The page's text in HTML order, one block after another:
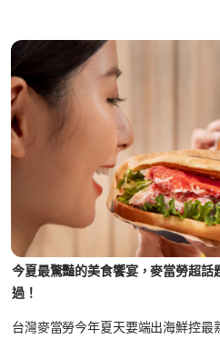
今夏最驚豔的美食饗宴，麥當勞超話
過！
台灣麥當勞今年夏天要端出海鮮控最